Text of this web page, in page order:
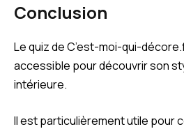
Conclusion
Le quiz de C’est-moi-qui-
accessible pour découvrir son
intérieure.
Il est particulièrement utile pour